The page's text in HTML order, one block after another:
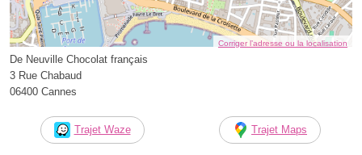
Corriger l’adresse ou la localisation
De Neuville Chocolat français
3 Rue Chabaud
06400 Cannes
Trajet Waze Trajet Maps